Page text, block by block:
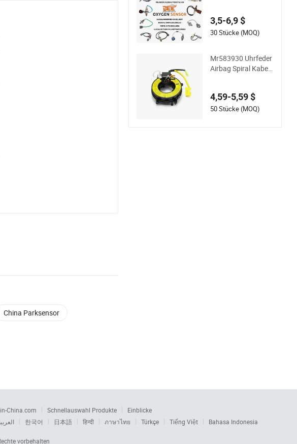
China Parksensor
3,5-6,9 $
30 Stücke (MOQ)
Mr583930 Uhrfeder
Airbag Spiral Kabel
rfeder Kontaktrolle
Spule Feder für japa
4,59-5,59 $
50 Stücke (MOQ)
China.com Schnellauswahl Produkte
Einblicke
한국어 日本語 हिन्दी ภาษาไทย Türkçe Tiếng Việt Bahasa Indonesia
vorbehalten